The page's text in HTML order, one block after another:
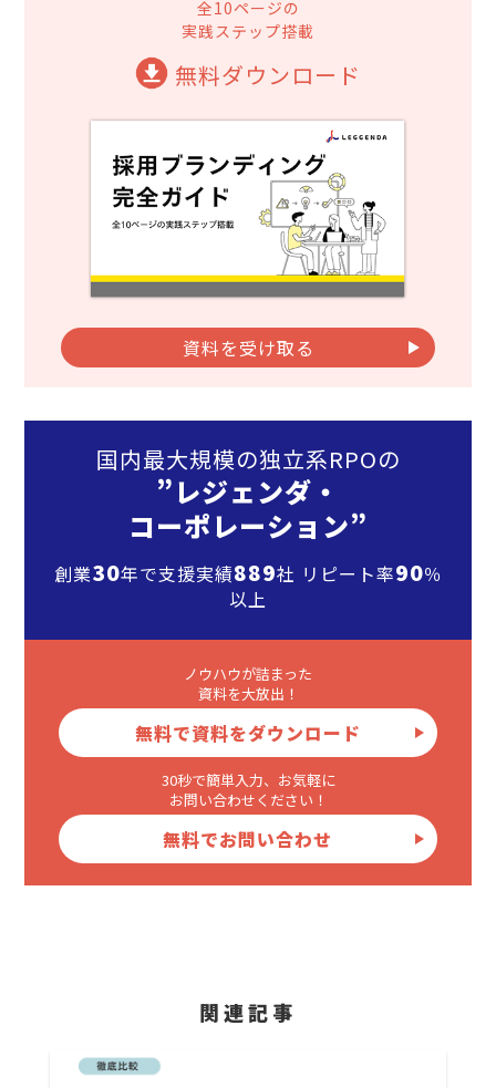
全10ページの
実践ステップ搭載
無料ダウンロード
資料を受け取る
国内最大規模の独立系RPOの
”レジェンダ・
コーポレーション”
創業30年で支援実績889社 リピート率90％
以上
ノウハウが詰まった
資料を大放出！
無料で資料をダウンロード
30秒で簡単入力、お気軽に
お問い合わせください！
無料でお問い合わせ
関連記事